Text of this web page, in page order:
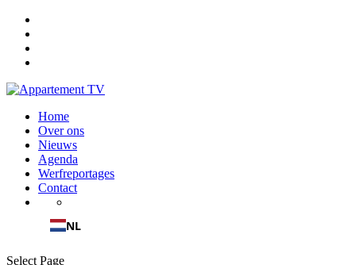
Home
Over ons
Nieuws
Agenda
Werfreportages
Contact
NL
Select Page